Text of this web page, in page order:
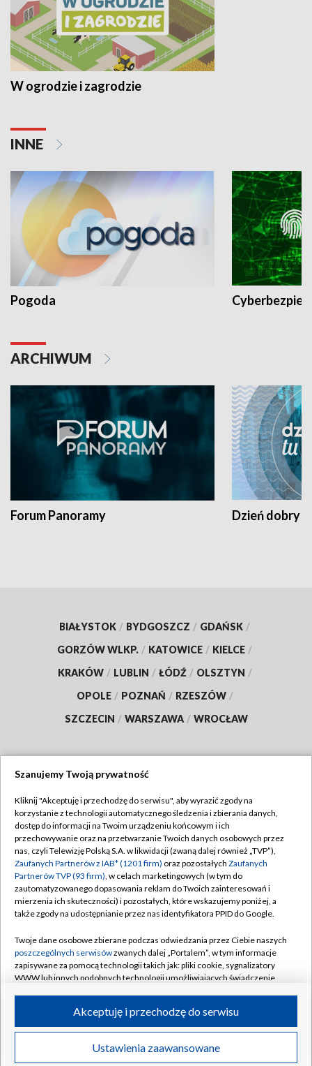
W ogrodzie i zagrodzie
INNE
Pogoda
ARCHIWUM
Forum Panoramy Dzień dobry
BIAŁYSTOK / BYDGOSZCZ / GDAŃSK /
GORZÓW WLKP. / KATOWICE / KIELCE /
KRAKÓW / LUBLIN / ŁÓDŹ / OLSZTYN /
OPOLE / POZNAŃ / RZESZÓW /
SZCZECIN / WARSZAWA / WROCŁAW
TVP
Abonament TVP
Emisja w TVP
Centrum informacji TVP
Naziemna Telewizja Cyfrowa
Rada Programowa
System NOS
Informacje o nadawcy
Program dla prasy
Ogłoszenie przetargowe
Regulamin TVP
Polityka prywatności
Moje zgody
Pomoc
Kontakt
Kanały
©2026 Telewizja Polska S.A. w likwidacji
Szanujemy Twoją prywatność
Kliknij "Akceptuję i przechodzę do serwisu", aby wyrazić zgody na
korzystanie z technologii automatycznego śledzenia i zbierania danych,
dostęp do informacji na Twoim urządzeniu końcowym i ich
przechowywanie oraz na przetwarzanie Twoich danych osobowych przez
nas, czyli Telewizję Polską S.A. w likwidacji (zwaną dalej również „TVP”),
Zaufanych Partnerów z IAB* (1201 firm) oraz pozostałych Zaufanych
Partnerów TVP (93 firm), w celach marketingowych (w tym do
zautomatyzowanego dopasowania reklam do Twoich zainteresowań i
mierzenia ich skuteczności) i pozostałych, które wskazujemy poniżej, a
także zgody na udostępnianie przez nas identyfikatora PPID do Google.
Twoje dane osobowe zbierane podczas odwiedzania przez Ciebie naszych
poszczególnych serwisówzwanych dalej „Portalem”, w tym informacje
zapisywane za pomocą technologii takich jak: pliki cookie, sygnalizatory
WWW lub innych podobnych technologii umożliwiających świadczenie
ruchu w Internecie.
Twoje dane osobowe zbierane podczas odwiedzania przez Ciebie
poszczególnych serwisówna Portalu, takie jak adresy IP, identyfikatory
Ustawienia zaawansowane
Akceptuję i przechodzę do serwisu